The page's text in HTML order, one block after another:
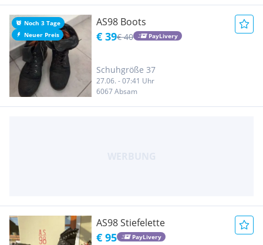
Noch 3 Tage
Neuer Preis
AS98 Boots
€ 39€ 40 PayLivery
Schuhgröße 37
27.06. - 07:41 Uhr
6067 Absam
AS98 Stiefelette
€ 95 PayLivery